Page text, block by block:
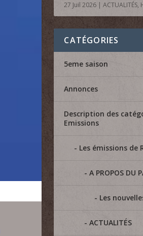
27 Juil 2026 |ACTUALITÉS,
CATÉGORIES
5eme saison
Annonces
Description des
Emissions
Les émissions de
A PROPOS DU
Les
ACTUALITÉS